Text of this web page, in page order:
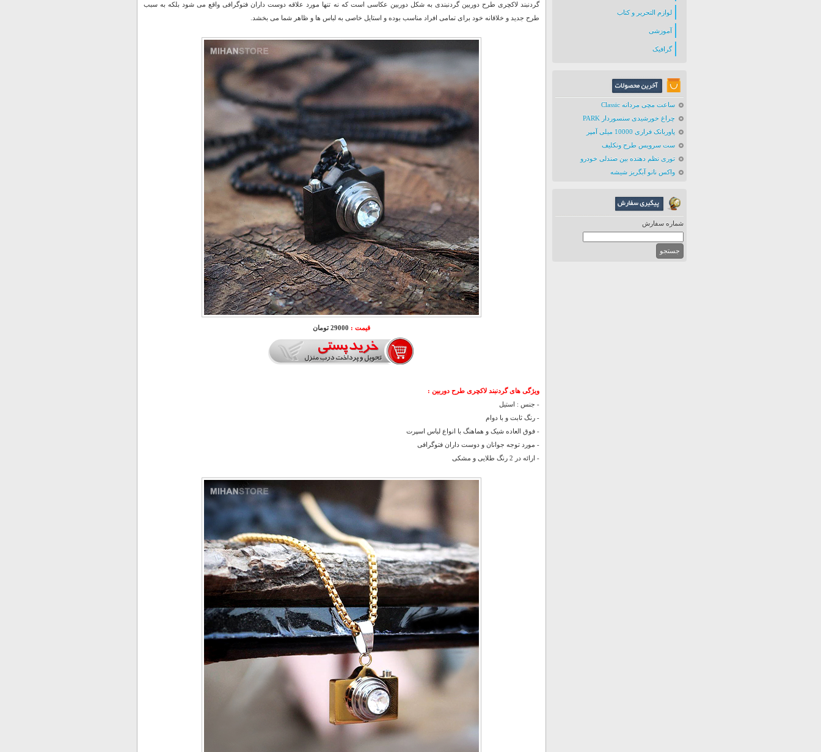
لوازم التحریر و کتاب
آموزشی
گرافیک
ساعت مچی مردانه Classic
چراغ خورشیدی سنسوردار PARK
پاوربانک فراری 10000 میلی آمپر
ست سرویس طرح ونکلیف
توری نظم دهنده بین صندلی خودرو
واکس نانو آبگریز شیشه
شماره سفارش
گردنبند لاکچری طرح دوربین گردنبندی به شکل دوربین عکاسی است که نه تنها مورد علاقه دوست داران فتوگرافی واقع می شود بلکه به سبب
طرح جدید و خلاقانه خود برای تمامی افراد مناسب بوده و استایل خاصی به لباس ها و ظاهر شما می بخشد.
قیمت : 29000 تومان
ویژگی های گردنبند لاکچری طرح دوربین :
- جنس : استیل
- رنگ ثابت و با دوام
- فوق العاده شیک و هماهنگ با انواع لباس اسپرت
- مورد توجه جوانان و دوست داران فتوگرافی
- ارائه در 2 رنگ طلایی و مشکی